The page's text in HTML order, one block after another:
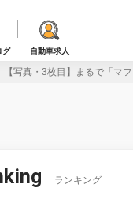
グ 自動車求人
【写真・3枚目】まるで「マ
ランキング